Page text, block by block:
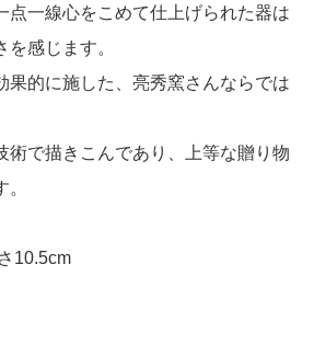
点一線心をこめて仕上げられた器は
感じます。
果的に施した、亮秀窯さんならでは
術で描きこんであり、上等な贈り物
10.5cm